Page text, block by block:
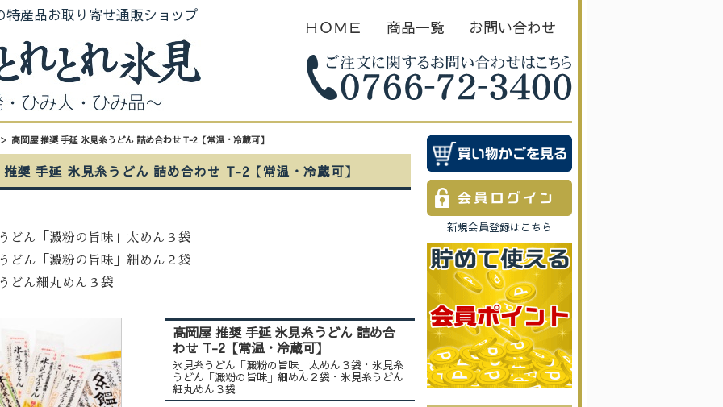
特産品お取り寄せ通販ショップ
ＨＯＭＥ 商品一覧 お問い合わせ
高岡屋 推奨 手延 氷見糸うどん 詰め合わせ T-2【常温・冷蔵可】
奨 手延 氷見糸うどん 詰め合わせ T-2【常温・冷蔵可】
どん「澱粉の旨味」太めん３袋
どん「澱粉の旨味」細めん２袋
どん細丸めん３袋
高岡屋 推奨 手延 氷見糸うどん 詰め合
わせ T-2【常温・冷蔵可】
氷見糸うどん「澱粉の旨味」太めん３袋・氷見糸
うどん「澱粉の旨味」細めん２袋・氷見糸うどん
細丸めん３袋
新規会員登録はこちら